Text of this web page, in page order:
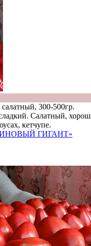
300-500гр.
Салатный, хорош
кетчупе.
ГИГАНТ»